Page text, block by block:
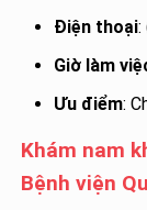
Điện thoại:
Giờ làm
Ưu điểm:
Khám nam
Bệnh viện